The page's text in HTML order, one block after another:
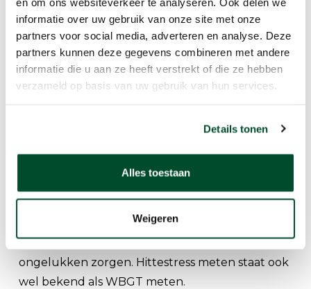
informatie over uw gebruik van onze site met onze
partners voor social media, adverteren en analyse. Deze
partners kunnen deze gegevens combineren met andere
informatie die u aan ze heeft verstrekt of die ze hebben
verzameld op basis van uw gebruik van hun services.
Details tonen
Alles toestaan
Weigeren
Hittestress meten
Hoewel het niet direct met het klimaat te maken
heeft, vind je in deze categorie ookapparatuur
houden de temperatuur en luchtvochtigheid in
waarboven we onze warmte niet meer kwijt
hoofdpijn, een zonnesteek of hyperthermie. Met
name bij het werken met zware industriële
machines kan dit tot verschrikkelijke
ongelukken zorgen. Hittestress meten staat ook
wel bekend als WBGT meten.